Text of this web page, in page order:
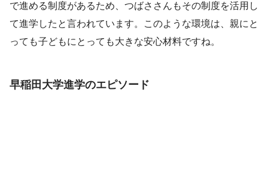
で進める制度があるため、つばささんもその制度を活用し
て進学したと言われています。このような環境は、親にと
っても子どもにとっても大きな安心材料ですね。
早稲田大学進学のエピソード